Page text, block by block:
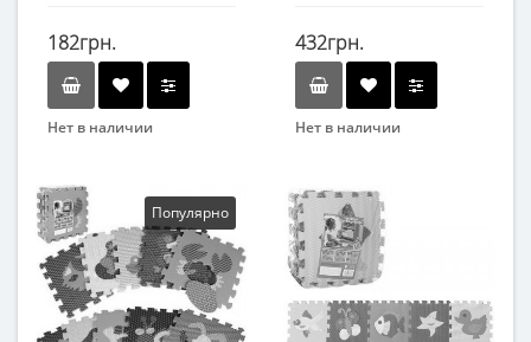
182грн.
Нет в наличии
Вид
Коврик
Возраст
От 12 мес
Возрастная группа
432грн.
Нет в наличии
Вид
Аксессуары
Возраст
От 3-х лет
Материал
Популярно